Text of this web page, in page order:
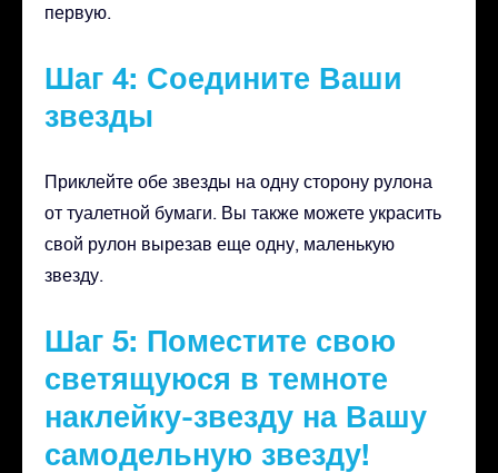
первую.
Шаг 4: Соедините Ваши
звезды
Приклейте обе звезды на одну сторону рулона
от туалетной бумаги. Вы также можете украсить
свой рулон вырезав еще одну, маленькую
звезду.
Шаг 5: Поместите свою
светящуюся в темноте
наклейку-звезду на Вашу
самодельную звезду!